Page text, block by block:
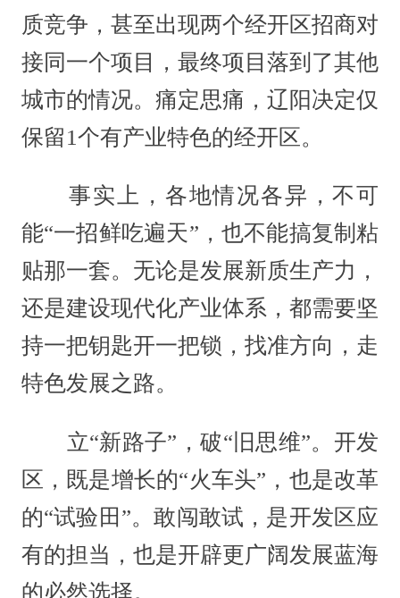
质竞争，甚至出现两个经开区招商对
接同一个项目，最终项目落到了其他
城市的情况。痛定思痛，辽阳决定仅
保留1个有产业特色的经开区。
事实上，各地情况各异，不可
能“一招鲜吃遍天”，也不能搞复制粘
贴那一套。无论是发展新质生产力，
还是建设现代化产业体系，都需要坚
持一把钥匙开一把锁，找准方向，走
特色发展之路。
立“新路子”，破“旧思维”。开发
区，既是增长的“火车头”，也是改革
的“试验田”。敢闯敢试，是开发区应
有的担当，也是开辟更广阔发展蓝海
的必然选择。